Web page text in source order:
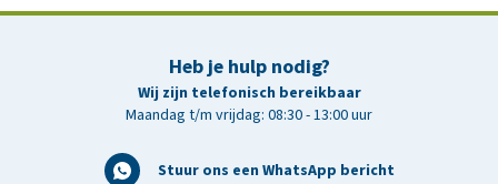
Heb je hulp nodig?
Wij zijn telefonisch bereikbaar
Maandag t/m vrijdag: 08:30 - 13:00 uur
Stuur ons een WhatsApp bericht